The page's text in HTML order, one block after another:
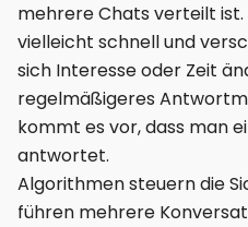
mehrere Chats verteilt
vielleicht schnell und
sich Interesse oder Zeit
regelmäßigeres
kommt es vor, dass man
antwortet.
Algorithmen steuern die
führen mehrere